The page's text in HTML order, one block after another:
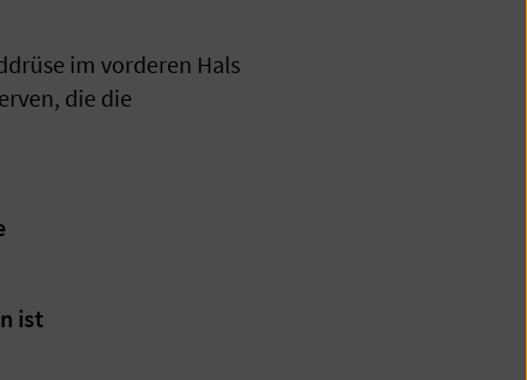
im vorderen Hals
die die
ist